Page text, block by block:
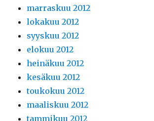
marraskuu 2012
lokakuu 2012
syyskuu 2012
elokuu 2012
heinäkuu 2012
kesäkuu 2012
toukokuu 2012
maaliskuu 2012
tammikuu 2012